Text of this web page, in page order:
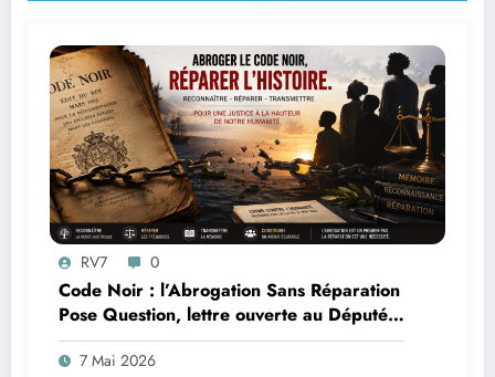
RV7 0
Code Noir : l’Abrogation Sans Réparation
Pose Question, lettre ouverte au Député
Max Mathiasin
7 Mai 2026